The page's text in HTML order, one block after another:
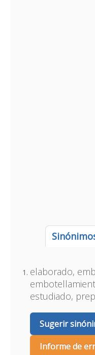
elaborado,
estudiado,
Sugerir
Informe de